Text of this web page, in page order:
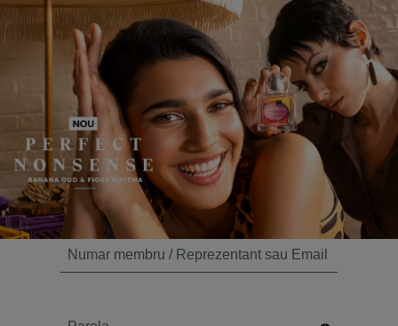
Numar membru / Reprezentant sau Email